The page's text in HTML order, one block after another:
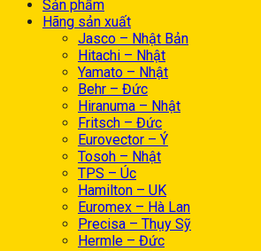
Sản phẩm
Hãng sản xuất
Jasco – Nhật Bản
Hitachi – Nhật
Yamato – Nhật
Behr – Đức
Hiranuma – Nhật
Fritsch – Đức
Eurovector – Ý
Tosoh – Nhật
TPS – Úc
Hamilton – UK
Euromex – Hà Lan
Precisa – Thụy Sỹ
Hermle – Đức